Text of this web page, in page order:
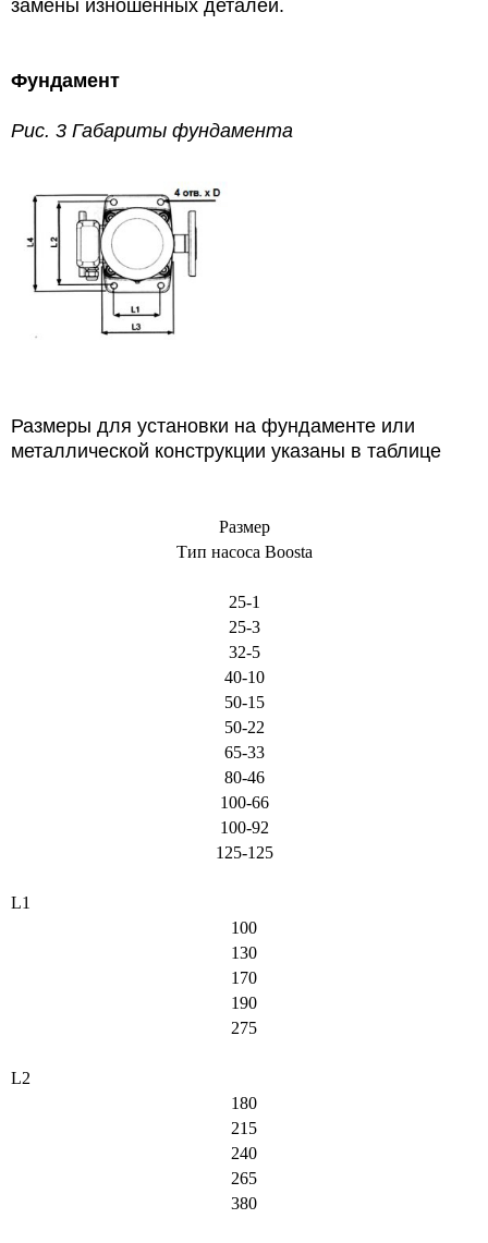
замены изношенных деталей.
Фундамент
Рис. 3 Габариты фундамента
Размеры для установки на фундаменте или
металлической конструкции указаны в таблице
Размер
Тип насоса Boosta
25-1
25-3
32-5
40-10
50-15
50-22
65-33
80-46
100-66
100-92
125-125
L1
100
130
170
190
275
L2
180
215
240
265
380